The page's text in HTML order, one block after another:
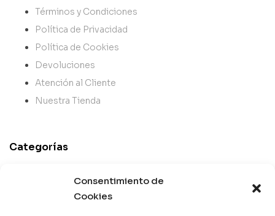
Consentimiento de
Cookies
Términos y Condiciones
Política de Privacidad
Política de Cookies
Devoluciones
Atención al Cliente
Nuestra Tienda
Categorías
Mejor Valorados